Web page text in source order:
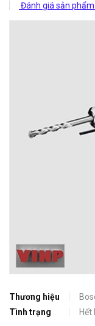
Đánh giá sản
Thương hiệu
Tình trạng
Hết